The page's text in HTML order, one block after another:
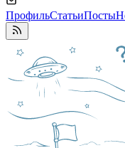
ПрофильСтатьиПосты